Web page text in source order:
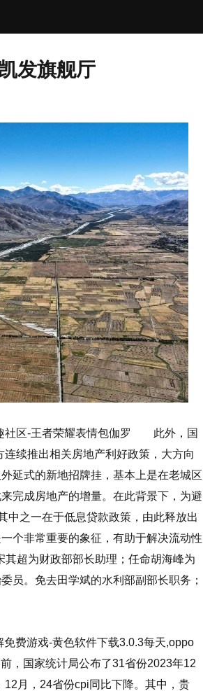
发旗舰厅
社区-王者荣耀表情包伽罗 此外，国
续推出相关房地产利好政策，大方向
延式的新地招牌挂，基本上是在老城区
完成房地产的增量。在此背景下，为避
中之一在于低息贷款政策，由此释放出
个非常重要的象征，有助于解决流动性
超为财政部部长助理；任命胡海峰为
员。免去田学斌的水利部副部长职务；
费游戏-黄色软件下载3.0.3每天,oppo
国家统计局公布了31省份2023年12
月，24省份cpi同比下降。其中，贵